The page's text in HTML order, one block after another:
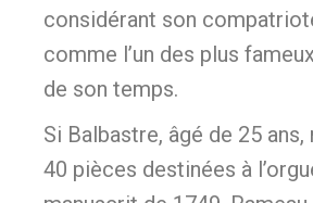
considérant son
comme l’un des plus
de son temps.
Si Balbastre, âgé de 25 ans,
40 pièces destinées à